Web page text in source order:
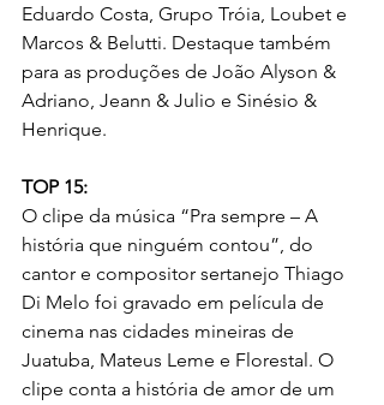
Eduardo Costa, Grupo Tróia, Loubet e
Marcos & Belutti. Destaque também
para as produções de João Alyson &
Adriano, Jeann & Julio e Sinésio &
Henrique.
TOP 15:
O clipe da música “Pra sempre – A
história que ninguém contou”, do
cantor e compositor sertanejo Thiago
Di Melo foi gravado em película de
cinema nas cidades mineiras de
Juatuba, Mateus Leme e Florestal. O
clipe conta a história de amor de um